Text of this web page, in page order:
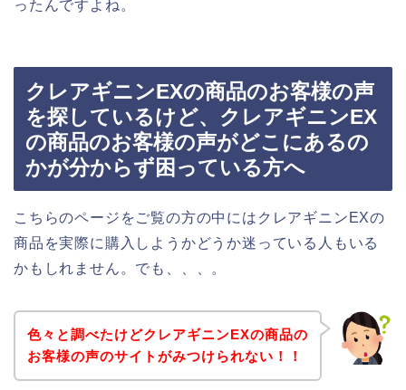
ったんですよね。
クレアギニンEXの商品のお客様の声
を探しているけど、クレアギニンEX
の商品のお客様の声がどこにあるの
かが分からず困っている方へ
こちらのページをご覧の方の中にはクレアギニンEXの
商品を実際に購入しようかどうか迷っている人もいる
かもしれません。でも、、、。
色々と調べたけどクレアギニンEXの商品の
お客様の声のサイトがみつけられない！！